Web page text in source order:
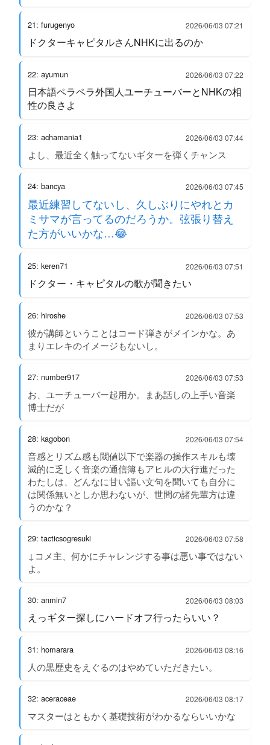
21: furugenyo 2026/06/03 07:21
ドクターキャピタルさんNHKに出るのか
22: ayumun 2026/06/03 07:22
日本語ペラペラ外国人ユーチューバーとNHKの相
性の良さよ
23: achamania1 2026/06/03 07:44
よし、最近全く触ってないギターを弾くチャンス
24: bancya 2026/06/03 07:45
最近練習してないし、久しぶりにやれとカ
ミサマが言ってるのだろうか。弦張り替え
た方がいいかな…😂
25: keren71 2026/06/03 07:51
ドクター・キャピタルの歌が聞きたい
26: hiroshe 2026/06/03 07:53
彼が講師ということはコード弾きがメインかな。あ
まりエレキのイメージもないし。
27: number917 2026/06/03 07:53
お、ユーチューバー起用か。まあ話しの上手い音楽
博士だが
28: kagobon 2026/06/03 07:54
音感とリズム感も閾値以下で楽器の操作スキルも壊
滅的に乏しく音楽の通信簿もアヒルの大行進だった
わたしは、どんなに甘い謳い文句を聞いても自分に
は関係無いとしか思わないが、世間の諸先輩方は違
うのかな？
29: tacticsogresuki 2026/06/03 07:58
↓コメ主、何かにチャレンジする事は悪い事ではない
よ。
30: anmin7 2026/06/03 08:03
えっギター探しにハードオフ行ったらいい？
31: homarara 2026/06/03 08:16
人の黒歴史をえぐるのはやめていただきたい。
32: aceraceae 2026/06/03 08:17
マスターはともかく基礎技術がわかるならいいかな